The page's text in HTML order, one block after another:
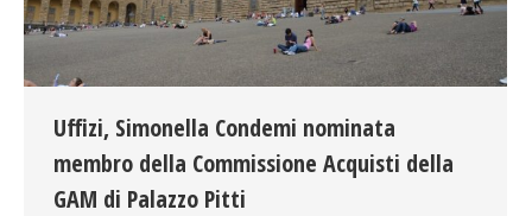
Uffizi, Simonella Condemi nominata
membro della Commissione Acquisti della
GAM di Palazzo Pitti